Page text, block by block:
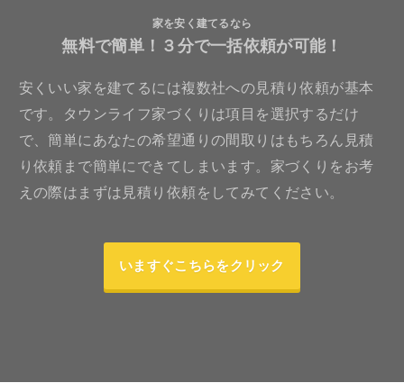
家を安く建てるなら
無料で簡単！３分で一括依頼が可能！
安くいい家を建てるには複数社への見積り依頼が基本
です。タウンライフ家づくりは項目を選択するだけ
で、簡単にあなたの希望通りの間取りはもちろん見積
り依頼まで簡単にできてしまいます。家づくりをお考
えの際はまずは見積り依頼をしてみてください。
いますぐこちらをクリック